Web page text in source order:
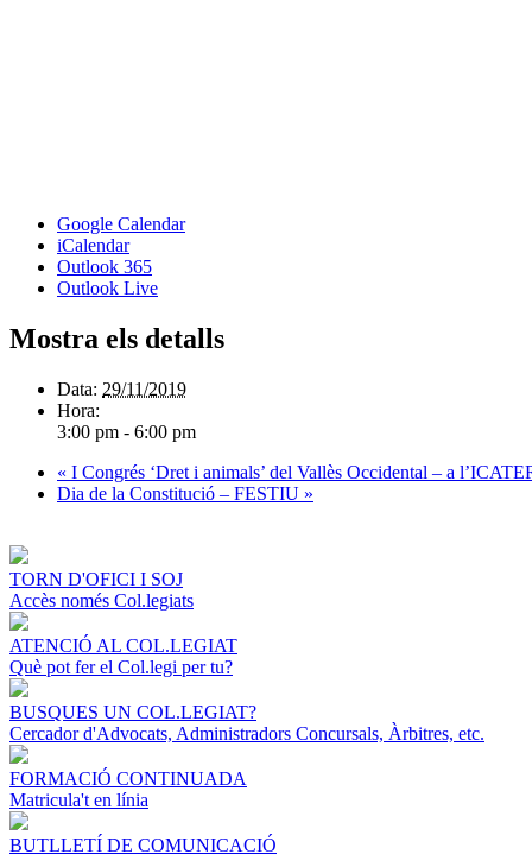
Google Calendar
iCalendar
Outlook 365
Outlook Live
Mostra els detalls
Data: 29/11/2019
Hora:
3:00 pm - 6:00 pm
« I Congrés ‘Dret i animals’ del Vallès Occidental – a
Dia de la Constitució – FESTIU »
TORN D'OFICI I SOJ
Accès només Col.legiats
ATENCIÓ AL COL.LEGIAT
Què pot fer el Col.legi per tu?
BUSQUES UN COL.LEGIAT?
Cercador d'Advocats, Administradors Concursals, Àrbitres, etc.
FORMACIÓ CONTINUADA
Matricula't en línia
BUTLLETÍ DE COMUNICACIÓ